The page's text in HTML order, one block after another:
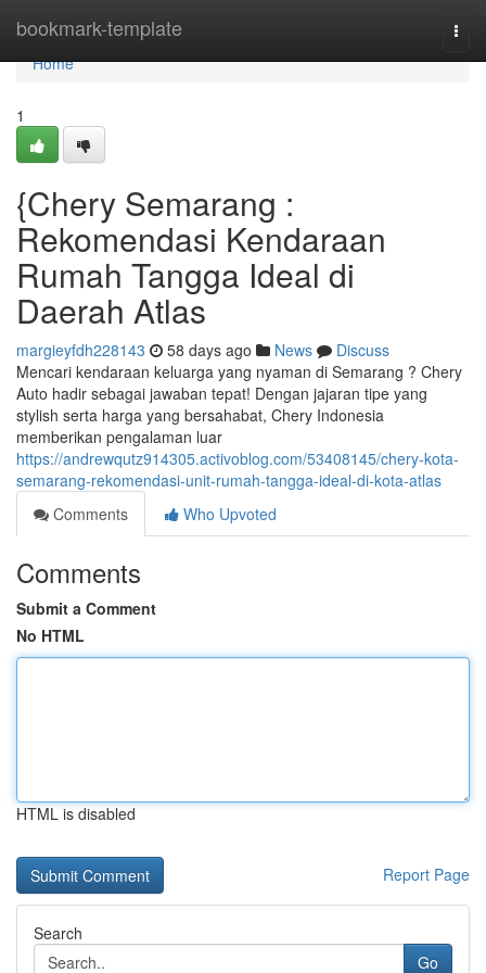
bookmark-template
Home
Home
1
{Chery Semarang :
Rekomendasi Kendaraan
Rumah Tangga Ideal di
Daerah Atlas
margieyfdh228143 58 days ago News
Discuss
Mencari kendaraan keluarga yang nyaman di Semarang ? Chery
Auto hadir sebagai jawaban tepat! Dengan jajaran tipe yang
stylish serta harga yang bersahabat, Chery Indonesia
memberikan pengalaman luar
https://andrewqutz914305.activoblog.com/53408145/chery-kota-
semarang-rekomendasi-unit-rumah-tangga-ideal-di-kota-atlas
Comments
Who Upvoted
Comments
Submit a Comment
No HTML
HTML is disabled
Report Page
Search
Go